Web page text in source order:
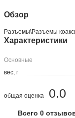
Обзор
Разъeмы\Разъeмы
Характеристики
Основные
вес, г
0.0
общая оценка
Всего 0